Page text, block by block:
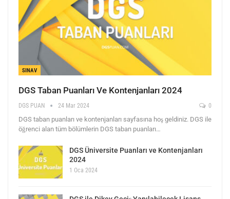
SINAV
DGS Taban Puanları Ve Kontenjanları 2024
DGS PUAN 24 Mar 2024 0
DGS taban puanları ve kontenjanları sayfasına hoş geldiniz. DGS ile
öğrenci alan tüm bölümlerin DGS taban puanları…
DGS Üniversite Puanları ve Kontenjanları
2024
1 Oca 2024